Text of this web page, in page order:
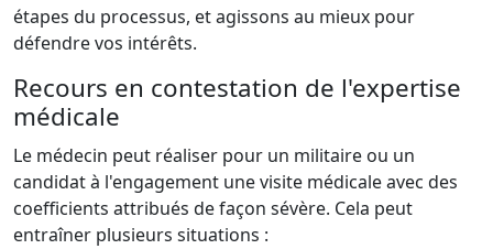
étapes du processus, et agissons au mieux pour
défendre vos intérêts.
Recours en contestation de l'expertise
médicale
Le médecin peut réaliser pour un militaire ou un
candidat à l'engagement une visite médicale avec des
coefficients attribués de façon sévère. Cela peut
entraîner plusieurs situations :